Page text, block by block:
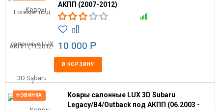
АКПП (2007-2012)
10 000 Р
В КОРЗИНУ
НОВИНКА
Ковры салонные LUX 3D Subaru
Legacy/B4/Outback под АКПП (06.2003 -